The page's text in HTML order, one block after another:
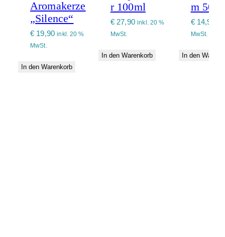
Aromakerze
„Silence“
€ 19,90 inkl. 20 %
MwSt.
In den Warenkorb
r 100ml
€27,90 inkl. 20 %
MwSt.
In den Warenkorb
m 50
€14,90
MwSt.
In den